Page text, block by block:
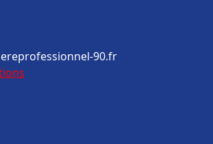
90.fr